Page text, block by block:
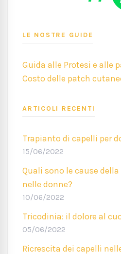
LE NOSTRE GUIDE
Guida alle Protesi e alle
Costo delle patch
ARTICOLI RECENTI
Trapianto di capelli per
15/06/2022
Quali sono le cause
nelle donne?
10/06/2022
Tricodinia: il dolore al
05/06/2022
Ricrescita dei capelli